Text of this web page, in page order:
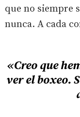
que no siempre
nunca. A cada
«Creo que
ver el boxeo.